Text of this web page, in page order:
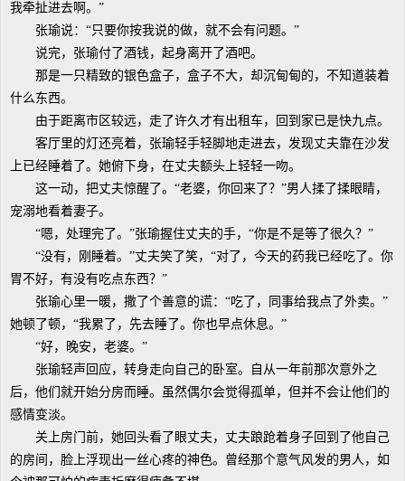
我牵扯进去啊。”
张瑜说：“只要你按我说的做，就不会有问题。”
说完，张瑜付了酒钱，起身离开了酒吧。
那是一只精致的银色盒子，盒子不大，却沉甸甸的，不知道装着
什么东西。
由于距离市区较远，走了许久才有出租车，回到家已是快九点。
客厅里的灯还亮着，张瑜轻手轻脚地走进去，发现丈夫靠在沙发
上已经睡着了。她俯下身，在丈夫额头上轻轻一吻。
这一动，把丈夫惊醒了。“老婆，你回来了？”男人揉了揉眼睛，
宠溺地看着妻子。
“嗯，处理完了。”张瑜握住丈夫的手，“你是不是等了很久？”
“没有，刚睡着。”丈夫笑了笑，“对了，今天的药我已经吃了。你
胃不好，有没有吃点东西？”
张瑜心里一暖，撒了个善意的谎：“吃了，同事给我点了外卖。”
她顿了顿，“我累了，先去睡了。你也早点休息。”
“好，晚安，老婆。”
张瑜轻声回应，转身走向自己的卧室。自从一年前那次意外之
后，他们就开始分房而睡。虽然偶尔会觉得孤单，但并不会让他们的
感情变淡。
关上房门前，她回头看了眼丈夫，丈夫踉跄着身子回到了他自己
的房间，脸上浮现出一丝心疼的神色。曾经那个意气风发的男人，如